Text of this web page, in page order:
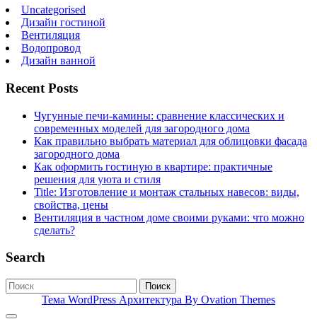
Uncategorised
Дизайн гостиной
Вентиляция
Водопровод
Дизайн ванной
Recent Posts
Чугунные печи-камины: сравнение классических и
современных моделей для загородного дома
Как правильно выбрать материал для облицовки фасада
загородного дома
Как оформить гостиную в квартире: практичные
решения для уюта и стиля
Title: Изготовление и монтаж стальных навесов: виды,
свойства, цены
Вентиляция в частном доме своими руками: что можно
сделать?
Search
Поиск
Тема WordPress Архитектура By Ovation Themes